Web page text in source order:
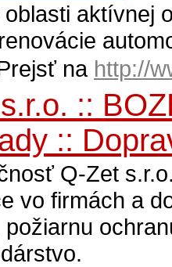
aktívnej
na http://
::
::
Q-Zet
vo firmách a